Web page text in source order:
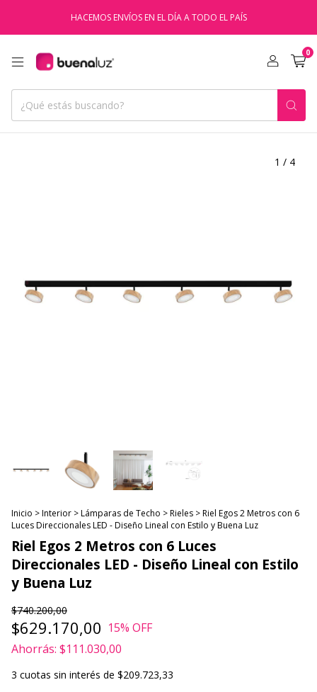
HACEMOS ENVÍOS EN EL DÍA A TODO EL PAÍS
0
1 / 4
Inicio >Interior >Lámparas de Techo >Rieles >Riel Egos 2 Metros con 6
Luces Direccionales LED - Diseño Lineal con Estilo y Buena Luz
Riel Egos 2 Metros con 6 Luces
Direccionales LED - Diseño Lineal con Estilo
y Buena Luz
$740.200,00
$629.170,00 15% OFF
Ahorrás: $111.030,00
3 cuotas sin interés de $209.723,33